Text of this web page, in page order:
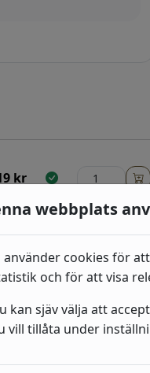
kr
webbplats
använder cookies för
och för att visa
kan sjäv välja att
vill tillåta under